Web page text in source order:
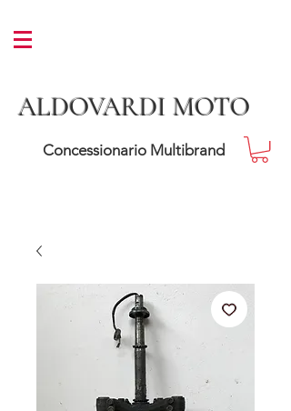
ALDOVARDI MOTO
Concessionario Multibrand